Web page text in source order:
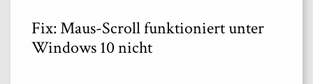
Fix: Maus-Scroll funktioniert unter
Windows 10 nicht